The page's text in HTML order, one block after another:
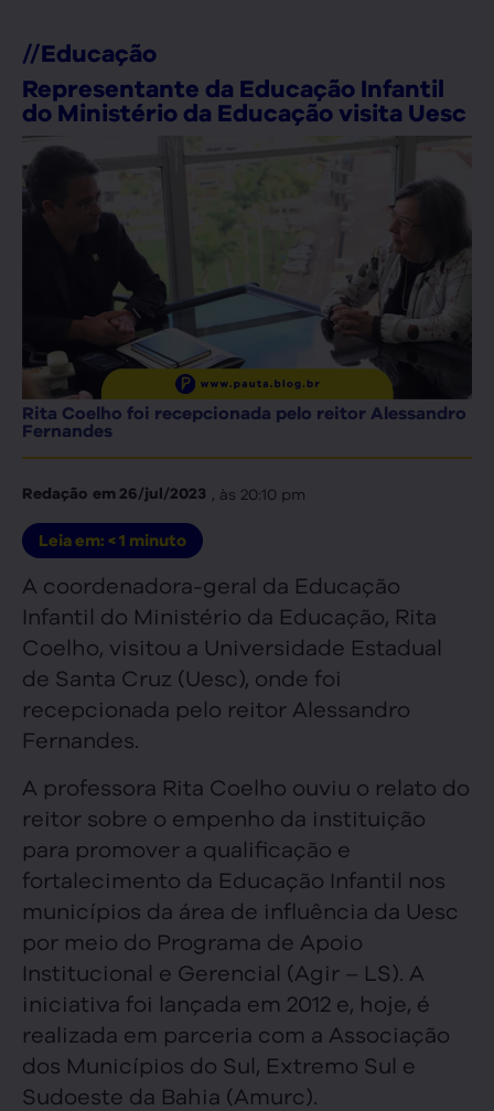
//Educação
Representante da Educação Infantil
do Ministério da Educação visita Uesc
Rita Coelho foi recepcionada pelo reitor Alessandro
Fernandes
Redação em 26/jul/2023 , às 20:10 pm
Leia em: < 1 minuto
A coordenadora-geral da Educação
Infantil do Ministério da Educação, Rita
Coelho, visitou a Universidade Estadual
de Santa Cruz (Uesc), onde foi
recepcionada pelo reitor Alessandro
Fernandes.
A professora Rita Coelho ouviu o relato do
reitor sobre o empenho da instituição
para promover a qualificação e
fortalecimento da Educação Infantil nos
municípios da área de influência da Uesc
por meio do Programa de Apoio
Institucional e Gerencial (Agir – LS). A
iniciativa foi lançada em 2012 e, hoje, é
realizada em parceria com a Associação
dos Municípios do Sul, Extremo Sul e
Sudoeste da Bahia (Amurc).